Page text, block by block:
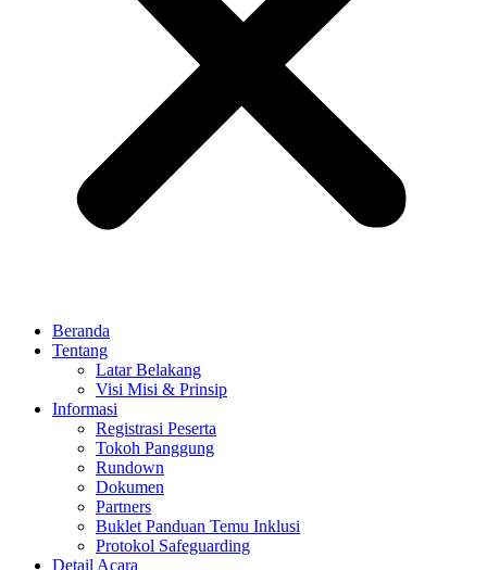
Beranda
Tentang
Latar Belakang
Visi Misi & Prinsip
Informasi
Registrasi Peserta
Tokoh Panggung
Rundown
Dokumen
Partners
Buklet Panduan Temu Inklusi
Protokol Safeguarding
Detail Acara